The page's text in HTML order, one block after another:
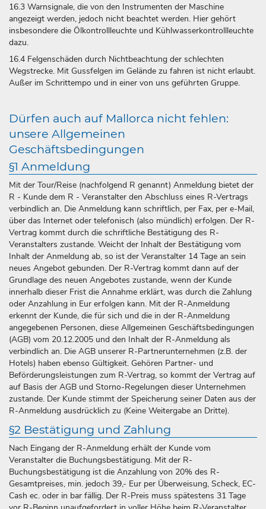
16.3 Warnsignale, die von den Instrumenten der Maschine
angezeigt werden, jedoch nicht beachtet werden. Hier gehört
insbesondere die Ölkontrollleuchte und Kühlwasserkontrollleuchte
dazu.
16.4 Felgenschäden durch Nichtbeachtung der schlechten
Wegstrecke. Mit Gussfelgen im Gelände zu fahren ist nicht erlaubt.
Außer im Schrittempo und in einer von uns geführten Gruppe.
Dürfen auch auf Mallorca nicht fehlen:
unsere Allgemeinen
Geschäftsbedingungen
§1 Anmeldung
Mit der Tour/Reise (nachfolgend R genannt) Anmeldung bietet der
R - Kunde dem R - Veranstalter den Abschluss eines R-Vertrags
verbindlich an. Die Anmeldung kann schriftlich, per Fax, per e-Mail,
über das Internet oder telefonisch (also mündlich) erfolgen. Der R-
Vertrag kommt durch die schriftliche Bestätigung des R-
Veranstalters zustande. Weicht der Inhalt der Bestätigung vom
Inhalt der Anmeldung ab, so ist der Veranstalter 14 Tage an sein
neues Angebot gebunden. Der R-Vertrag kommt dann auf der
Grundlage des neuen Angebotes zustande, wenn der Kunde
innerhalb dieser Frist die Annahme erklärt, was durch die Zahlung
oder Anzahlung in Eur erfolgen kann. Mit der R-Anmeldung
erkennt der Kunde, die für sich und die in der R-Anmeldung
angegebenen Personen, diese Allgemeinen Geschäftsbedingungen
(AGB) vom 20.12.2005 und den Inhalt der R-Anmeldung als
verbindlich an. Die AGB unserer R-Partnerunternehmen (z.B. der
Hotels) haben ebenso Gültigkeit. Gehören Partner- und
Beförderungsleistungen zum R-Vertrag, so kommt der Vertrag auf
auf Basis der AGB und Storno-Regelungen dieser Unternehmen
zustande. Der Kunde stimmt der Speicherung seiner Daten aus der
R-Anmeldung ausdrücklich zu (Keine Weitergabe an Dritte).
§2 Bestätigung und Zahlung
Nach Eingang der R-Anmeldung erhält der Kunde vom
Veranstalter die Buchungsbestätigung. Mit der R-
Buchungsbestätigung ist die Anzahlung von 20% des R-
Gesamtpreises, min. jedoch 39,- Eur per Überweisung, Scheck, EC-
Cash ec. oder in bar fällig. Der R-Preis muss spätestens 31 Tage